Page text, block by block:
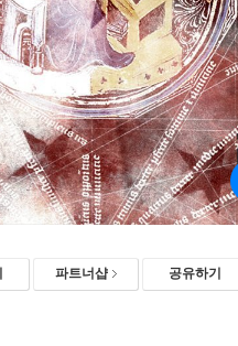
파트너샵 공유하기